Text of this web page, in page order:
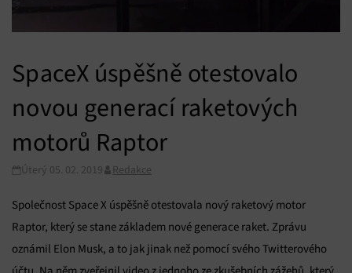
SpaceX úspěšně otestovalo
novou generací raketových
motorů Raptor
Úterý 05. 02. 2019 Redakce
Společnost Space X úspěšně otestovala nový raketový motor
Raptor, který se stane základem nové generace raket. Zprávu
oznámil Elon Musk, a to jak jinak než pomocí svého Twitterového